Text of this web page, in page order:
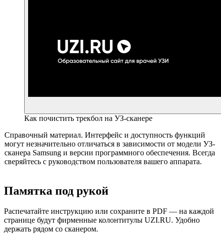
Как почистить трекбол на УЗ-сканере
Справочный материал. Интерфейс и доступность функций
могут незначительно отличаться в зависимости от модели УЗ-
сканера Samsung и версии программного обеспечения. Всегда
сверяйтесь с руководством пользователя вашего аппарата.
Памятка под рукой
Распечатайте инструкцию или сохраните в PDF — на каждой
странице будут фирменные колонтитулы UZI.RU. Удобно
держать рядом со сканером.